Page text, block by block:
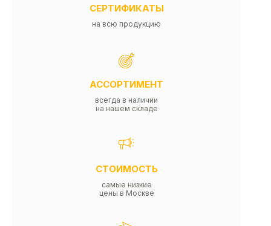
СЕРТИФИКАТЫ
на всю продукцию
АССОРТИМЕНТ
всегда в наличии
на нашем складе
СТОИМОСТЬ
самые низкие
цены в Москве